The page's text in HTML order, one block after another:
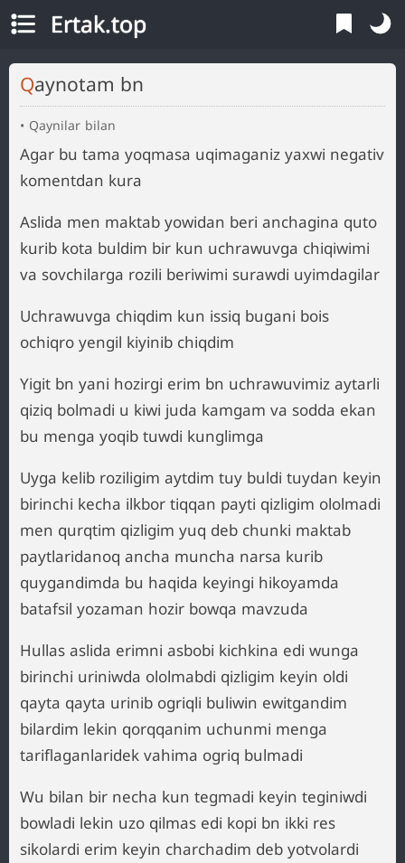
Ertak.top
Qaynotam bn
Qaynilar bilan
Agar bu tama yoqmasa uqimaganiz yaxwi negativ
komentdan kura
Aslida men maktab yowidan beri anchagina quto
kurib kota buldim bir kun uchrawuvga chiqiwimi
va sovchilarga rozili beriwimi surawdi uyimdagilar
Uchrawuvga chiqdim kun issiq bugani bois
ochiqro yengil kiyinib chiqdim
Yigit bn yani hozirgi erim bn uchrawuvimiz aytarli
qiziq bolmadi u kiwi juda kamgam va sodda ekan
bu menga yoqib tuwdi kunglimga
Uyga kelib roziligim aytdim tuy buldi tuydan keyin
birinchi kecha ilkbor tiqqan payti qizligim ololmadi
men qurqtim qizligim yuq deb chunki maktab
paytlaridanoq ancha muncha narsa kurib
quygandimda bu haqida keyingi hikoyamda
batafsil yozaman hozir bowqa mavzuda
Hullas aslida erimni asbobi kichkina edi wunga
birinchi uriniwda ololmabdi qizligim keyin oldi
qayta qayta urinib ogriqli buliwin ewitgandim
bilardim lekin qorqqanim uchunmi menga
tariflaganlaridek vahima ogriq bulmadi
Wu bilan bir necha kun tegmadi keyin teginiwdi
bowladi lekin uzo qilmas edi kopi bn ikki res
sikolardi erim keyin charchadim deb yotvolardi